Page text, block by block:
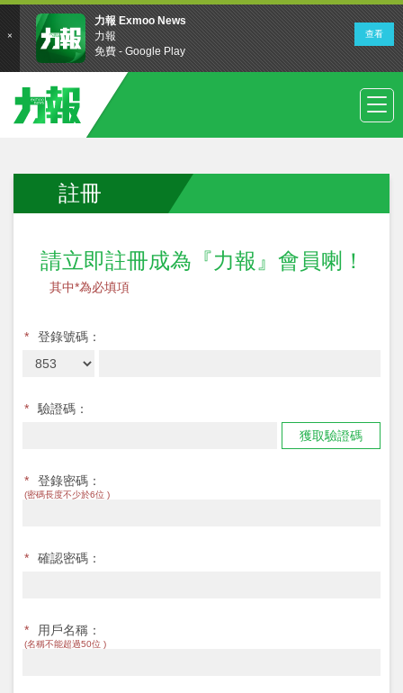
註冊
請立即註冊成為『力報』會員喇！
其中*為必填項
* 登錄號碼：
*
驗證碼：
獲取驗證碼
* 登錄密碼：
(密碼長度不少於6位 )
* 確認密碼：
* 用戶名稱：
(名稱不能超過50位 )